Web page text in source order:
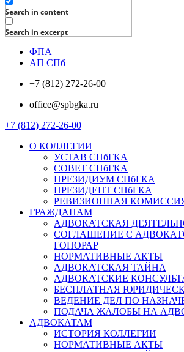
Search in content
Search in excerpt
ФПА
АП СПб
+7 (812) 272-26-00
office@spbgka.ru
+7 (812) 272-26-00
О КОЛЛЕГИИ
УСТАВ СПбГКА
СОВЕТ СПбГКА
ПРЕЗИДИУМ СПбГКА
ПРЕЗИДЕНТ СПбГКА
РЕВИЗИОННАЯ
ГРАЖДАНАМ
АДВОКАТСКАЯ
СОГЛАШЕНИЕ С
ГОНОРАР
НОРМАТИВНЫЕ АКТЫ
АДВОКАТСКАЯ ТАЙНА
АДВОКАТСКИЕ
БЕСПЛАТНАЯ
ВЕДЕНИЕ ДЕЛ ПО
ПОДАЧА ЖАЛОБЫ НА
АДВОКАТАМ
ИСТОРИЯ КОЛЛЕГИИ
НОРМАТИВНЫЕ АКТЫ